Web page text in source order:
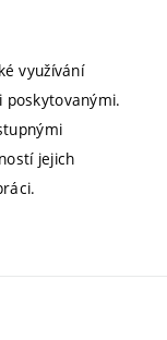
využívání
poskytovanými.
jejich